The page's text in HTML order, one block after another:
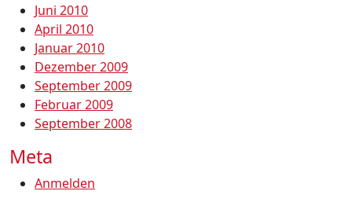
Juni 2010
April 2010
Januar 2010
Dezember 2009
September 2009
Februar 2009
September 2008
Meta
Anmelden